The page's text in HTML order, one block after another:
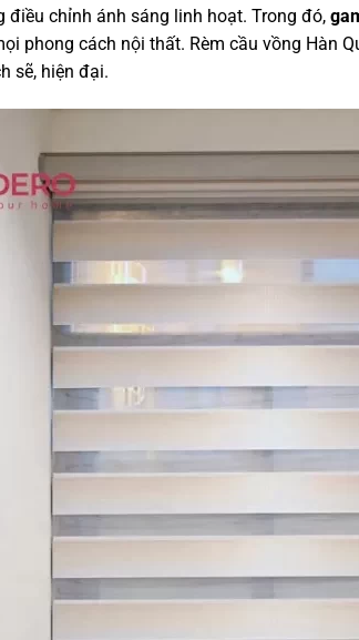
điều chỉnh ánh sáng linh hoạt. Trong đó,
phong cách nội thất. Rèm cầu vồng Hàn
sẽ, hiện đại.